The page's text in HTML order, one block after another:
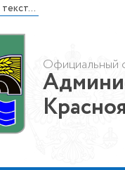
Официальный